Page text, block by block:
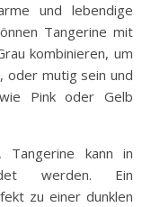
und lebendige
Tangerine mit
kombinieren, um
oder mutig sein und
Pink oder Gelb
Tangerine kann in
werden. Ein
zu einer dunklen